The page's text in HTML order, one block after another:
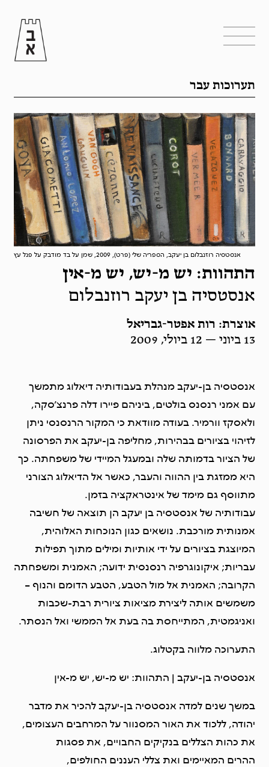
תערוכות עבר
אנסטסיה רוזנבלום בן יעקב, הספריה שלי (פרט), 2009, שמן על בד מודבק על פנל עץ
התהוות: יש מ-יש, יש מ-אין
אנסטסיה בן יעקב רוזנבלום
אוצרת: רות אפטר-גבריאל
13 ביוני — 12 ביולי, 2009
אנסטסיה בן-יעקב מנהלת בעבודותיה דיאלוג מתמשך
עם אמני רנסנס בולטים, ביניהם פיירו דלה פרנצ’סקה,
ולאסקז וורמיר. בעודה מוודאת כי המקור הרנסנסי ניתן
לזיהוי בציורים בבהירות, מחליפה בן-יעקב את הפרסונה
של הציור בדמותה שלה ובמעגל המיידי של משפחתה. כך
היא ממזגת בין ההווה והעבר, כאשר אל הדיאלוג הצורני
מתווסף גם מימד של אינטראקציה בזמן.
עבודותיה של אנסטסיה בן יעקב הן תוצאה של חשיבה
אמנותית מורכבת. נושאים כגון הנוכחות האלוהית,
המיוצגת בציורים על ידי אותיות ומילים מתוך תפילות
עבריות; איקונוגרפיה רנסנסית ידועה; האמנית ומשפחתה
הקרובה; האמנית אל מול הטבע, הטבע הדומם והנוף –
משמשים אותה ליצירת מציאות ציורית רבת-שכבות
ואניגמטית, המתייחסת בה בעת אל הממשי ואל הנסתר.
התערוכה מלווה בקטלוג.
אנסטסיה בן-יעקב | התהוות: יש מ-יש, יש מ-אין
במשך שנים למדה אנסטסיה בן-יעקב להכיר את מדבר
יהודה, ללכוד את האור המסנוור על המרחבים העצומים,
את כהות הצללים בנקיקים החבויים, את פסגות
ההרים המאיימים ואת צללי העננים החולפים,